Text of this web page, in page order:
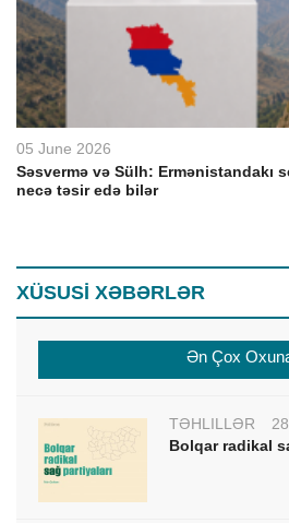
05 June 2026
Səsvermə və Sülh: Ermənistandakı
necə təsir edə bilər
XÜSUSİ XƏBƏRLƏR
Ən Çox
TƏHLİLLƏR
Bolqar radikal